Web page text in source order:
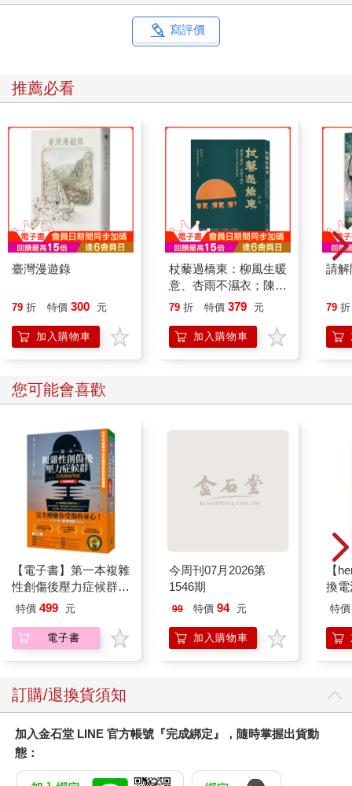
寫評價
推薦必看
臺灣漫遊錄
79 折 特價 300 元
加入購物車
杖藜過橋東：柳風生暖
意、杏雨不濕衣；陳亮
恭談以心轉境的適齡漫
79 折 特價 379 元
加入購物車
請解
79 折
您可能會喜歡
【電子書】第一本複雜
性創傷後壓力症候群自
我療癒聖經（長銷典
特價 499 元
電子書
今周刊07月2026第
1546期
99 特價 94 元
加入購物車
【
換電
特價
訂購/退換貨須知
加入金石堂 LINE 官方帳號『完成綁定』，隨時掌握出貨動
態：